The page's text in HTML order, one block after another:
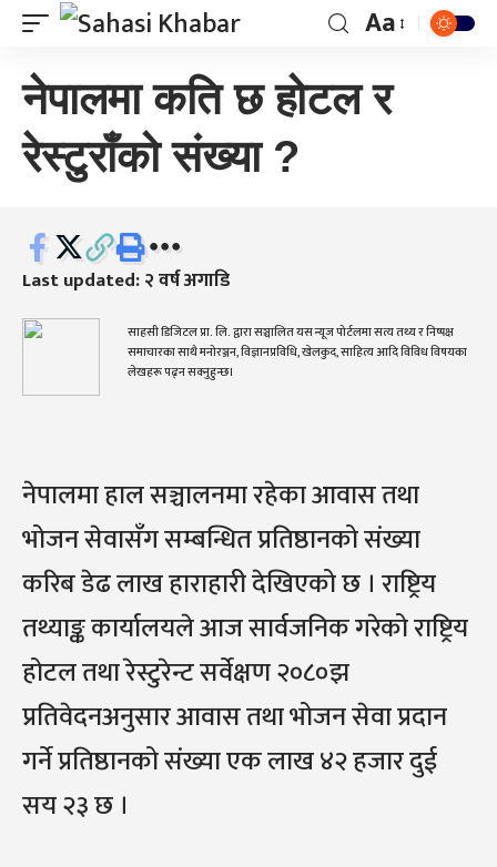
Aa
नेपालमा कति छ होटल र
रेस्टुराँको संख्या ?
Last updated: २ वर्ष अगाडि
साहसी डिजिटल प्रा. लि. द्वारा सञ्चालित यस न्यूज पोर्टलमा सत्य तथ्य र निष्पक्ष
समाचारका साथै मनोरञ्जन, विज्ञानप्रविधि, खेलकुद, साहित्य आदि विविध विषयका
लेखहरू पढ्न सक्नुहुन्छ।
नेपालमा हाल सञ्चालनमा रहेका आवास तथा
भोजन सेवासँग सम्बन्धित प्रतिष्ठानको संख्या
करिब डेढ लाख हाराहारी देखिएको छ । राष्ट्रिय
तथ्याङ्क कार्यालयले आज सार्वजनिक गरेको राष्ट्रिय
होटल तथा रेस्टुरेन्ट सर्वेक्षण २०८०झ
प्रतिवेदनअनुसार आवास तथा भोजन सेवा प्रदान
गर्ने प्रतिष्ठानको संख्या एक लाख ४२ हजार दुई
सय २३ छ ।